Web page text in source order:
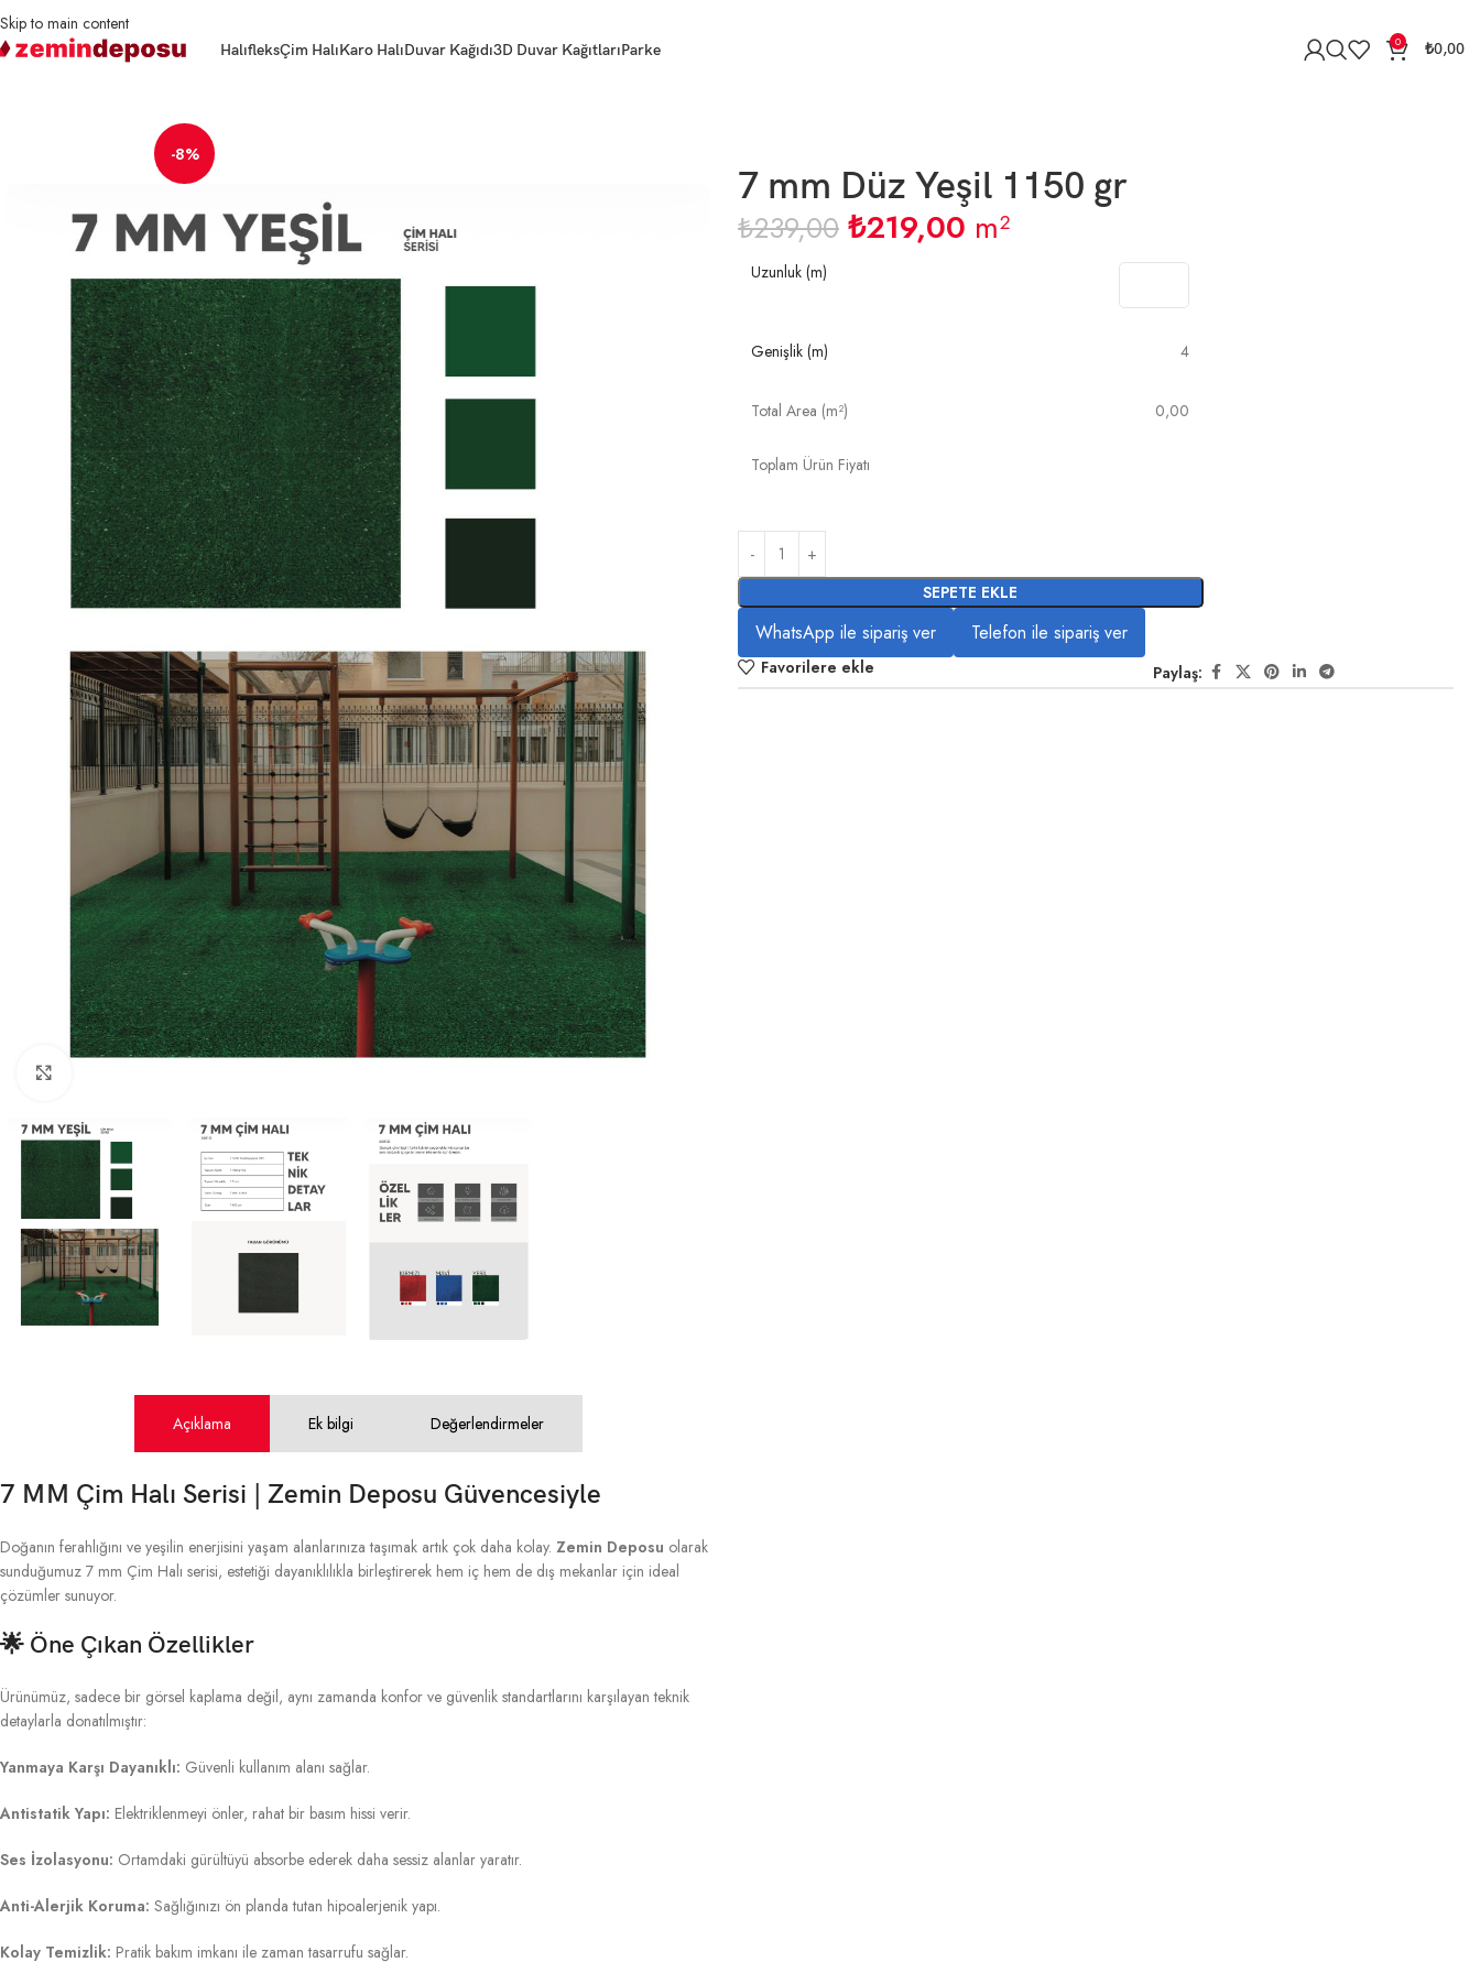
Skip to main content
HalıfleksÇim HalıKaro HalıDuvar Kağıdı3D Duvar KağıtlarıParke 0 ₺0,00
-8%
7 mm Düz Yeşil 1150 gr
₺239,00 ₺219,00 m²
Uzunluk (m)
Genişlik (m) 4
Total Area (m²) 0,00
Toplam Ürün Fiyatı
SEPETE EKLE
WhatsApp ile sipariş ver Telefon ile sipariş ver
Favorilere ekle Paylaş:
Açıklama Ek bilgi Değerlendirmeler
7 MM Çim Halı Serisi | Zemin Deposu Güvencesiyle
Doğanın ferahlığını ve yeşilin enerjisini yaşam alanlarınıza taşımak artık çok daha kolay. Zemin Deposu olarak
sunduğumuz 7 mm Çim Halı serisi, estetiği dayanıklılıkla birleştirerek hem iç hem de dış mekanlar için ideal
çözümler sunuyor.
🌟 Öne Çıkan Özellikler
Ürünümüz, sadece bir görsel kaplama değil, aynı zamanda konfor ve güvenlik standartlarını karşılayan teknik
detaylarla donatılmıştır:
Yanmaya Karşı Dayanıklı: Güvenli kullanım alanı sağlar.
Antistatik Yapı: Elektriklenmeyi önler, rahat bir basım hissi verir.
Ses İzolasyonu: Ortamdaki gürültüyü absorbe ederek daha sessiz alanlar yaratır.
Anti-Alerjik Koruma: Sağlığınızı ön planda tutan hipoalerjenik yapı.
Kolay Temizlik: Pratik bakım imkanı ile zaman tasarrufu sağlar.